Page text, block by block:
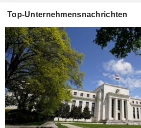
Top-Unternehmensnachrichten